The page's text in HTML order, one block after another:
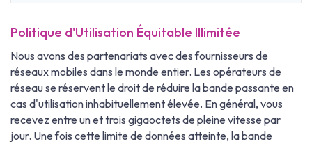
Politique d'Utilisation Équitable Illimitée
Nous avons des partenariats avec des fournisseurs de
réseaux mobiles dans le monde entier. Les opérateurs de
réseau se réservent le droit de réduire la bande passante en
cas d'utilisation inhabituellement élevée. En général, vous
recevez entre un et trois gigaoctets de pleine vitesse par
jour. Une fois cette limite de données atteinte, la bande